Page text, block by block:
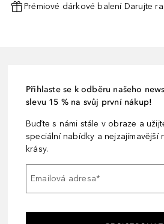
Prémiové dárkové balení Darujte
Přihlaste se k odběru našeho
slevu 15 % na svůj první nákup!
Buďte s námi stále v obraze a
speciální nabídky a nejzajímavější
krásy.
Emailová adresa*